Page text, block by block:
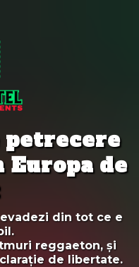
petrecere
de
din tot ce e
reggaeton, și
de libertate.